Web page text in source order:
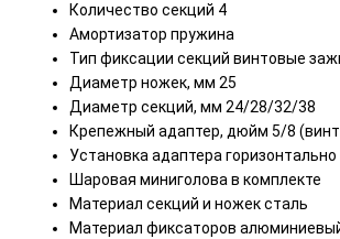
Количество секций 4
Амортизатор пружина
Тип фиксации секций винтовые
Диаметр ножек, мм 25
Диаметр секций, мм 24/28/32/38
Крепежный адаптер, дюйм 5/8
Установка адаптера горизонтально
Шаровая миниголова в комплекте
Материал секций и ножек сталь
Материал фиксаторов